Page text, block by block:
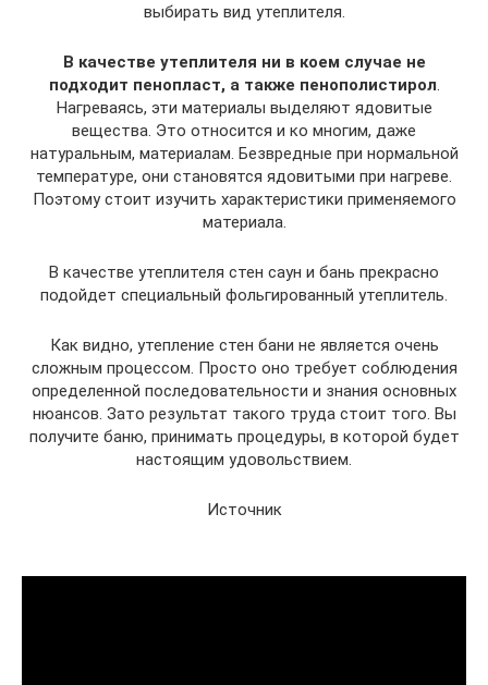
выбирать вид утеплителя.
В качестве утеплителя ни в коем случае не
подходит пенопласт, а также пенополистирол
Нагреваясь, эти материалы выделяют ядовитые
вещества. Это относится и ко многим, даже
натуральным, материалам. Безвредные при нормальной
температуре, они становятся ядовитыми при нагреве.
Поэтому стоит изучить характеристики применяемого
материала.
В качестве утеплителя стен саун и бань прекрасно
подойдет специальный фольгированный утеплитель.
Как видно, утепление стен бани не является очень
сложным процессом. Просто оно требует соблюдения
определенной последовательности и знания основных
нюансов. Зато результат такого труда стоит того. Вы
получите баню, принимать процедуры, в которой будет
настоящим удовольствием.
Источник